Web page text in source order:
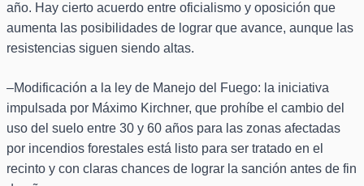
año. Hay cierto acuerdo entre oficialismo y oposición que
aumenta las posibilidades de lograr que avance, aunque las
resistencias siguen siendo altas.
–Modificación a la ley de Manejo del Fuego: la iniciativa
impulsada por Máximo Kirchner, que prohíbe el cambio del
uso del suelo entre 30 y 60 años para las zonas afectadas
por incendios forestales está listo para ser tratado en el
recinto y con claras chances de lograr la sanción antes de fin